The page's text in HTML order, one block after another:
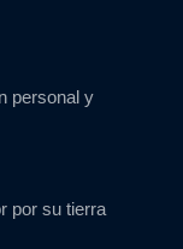
personal y
por su tierra